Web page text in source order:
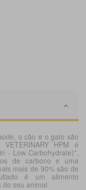
o cão e o gato são
HPM é
- Low Carbohydrate)*,
de carbono e uma
mais de 90% são de
é um alimento
do seu animal.